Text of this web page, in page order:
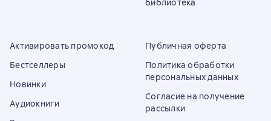
библиотека
Активировать промокод
Бестселлеры
Новинки
Аудиокниги
Публичная оферта
Политика обработки
персональных данных
Согласие на получение
рассылки